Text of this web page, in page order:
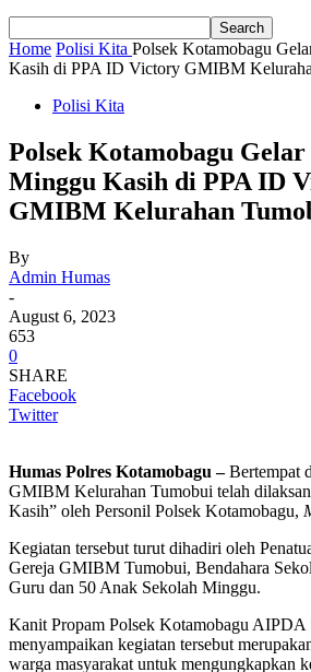
Home Polisi Kita Polsek Kotamobagu
Kasih di PPA ID Victory GMIBM
Polisi Kita
Polsek Kotamobagu
Minggu Kasih di PPA ID
GMIBM Kelurahan
By
Admin Humas
-
August 6, 2023
653
0
SHARE
Facebook
Twitter
Humas Polres Kotamobagu –Bertempat
GMIBM Kelurahan Tumobui telah
Kasih” oleh Personil Polsek Kotamobagu,
Kegiatan tersebut turut dihadiri oleh
Gereja GMIBM Tumobui, Bendahara
Guru dan 50 Anak Sekolah Minggu.
Kanit Propam Polsek Kotamobagu
menyampaikan kegiatan tersebut
warga masyarakat untuk mengungkapkan